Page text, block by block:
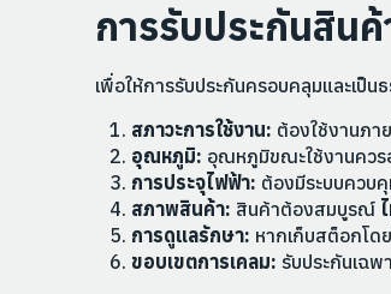
การรับประกันสิน
เพื่อให้การรับประกันครอบคลุมและเป็
สภาวะการใช้งาน: ต้องใช้งานภา
อุณหภูมิ: อุณหภูมิขณะใช้งานควร
การประจุไฟฟ้า: ต้องมีระบบควบ
สภาพสินค้า: สินค้าต้องสมบูรณ์
การดูแลรักษา: หากเก็บสต็อกโด
ขอบเขตการเคลม: รับประกันเฉ